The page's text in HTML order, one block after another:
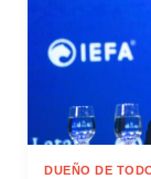
DUEÑO DE